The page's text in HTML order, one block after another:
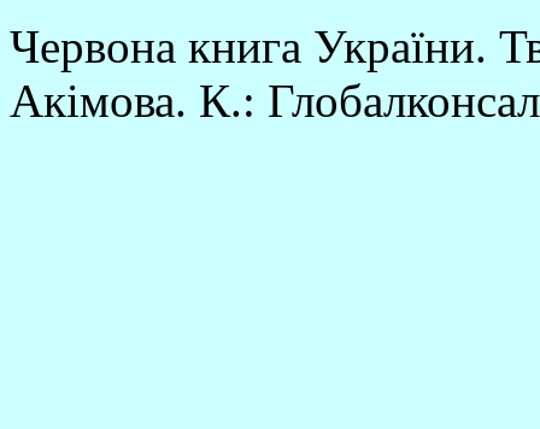
Червона книга України.
Акімова. К.: